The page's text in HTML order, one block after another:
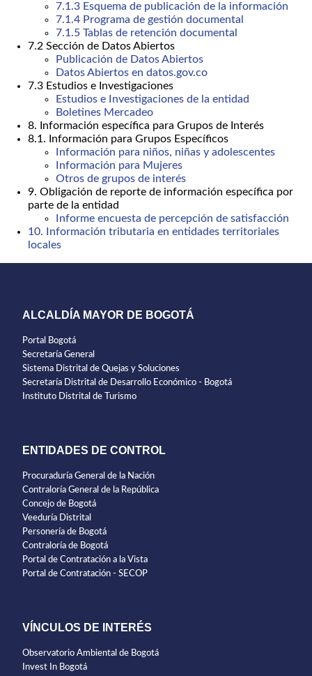
7.1.3 Esquema de publicación de la información
7.1.4 Programa de gestión documental
7.1.5 Tablas de retención documental
7.2 Sección de Datos Abiertos
Publicación de Datos Abiertos
Datos Abiertos en datos.gov.co
7.3 Estudios e Investigaciones
Estudios e Investigaciones de la entidad
Boletines Mercadeo
8. Información específica para Grupos de Interés
8.1. Información para Grupos Específicos
Información para niños, niñas y adolescentes
Información para Mujeres
Otros de grupos de interés
9. Obligación de reporte de información específica por
parte de la entidad
Informe encuesta de percepción de satisfacción
10. Información tributaria en entidades territoriales
locales
ALCALDÍA MAYOR DE BOGOTÁ
Portal Bogotá
Secretaría General
Sistema Distrital de Quejas y Soluciones
Secretaría Distrital de Desarrollo Económico - Bogotá
Instituto Distrital de Turismo
ENTIDADES DE CONTROL
Procuraduría General de la Nación
Contraloría General de la República
Concejo de Bogotá
Veeduría Distrital
Personería de Bogotá
Contraloría de Bogotá
Portal de Contratación a la Vista
Portal de Contratación - SECOP
VÍNCULOS DE INTERÉS
Observatorio Ambiental de Bogotá
Invest In Bogotá